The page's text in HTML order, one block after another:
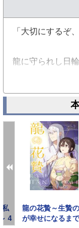
「大切にするぞ
龍に守られし日
家（しりゅうけ
一度当主の娘を
はなよめと呼ば
だ。
祀龍家に引き取
に喰らわれるこ
が、龍は千代を
生贄の少女が神
私
4
龍の花贄～生贄
が幸せになるま